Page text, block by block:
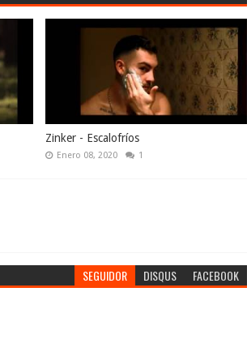
Zinker - Escalofríos
Enero 08, 2020 1
SEGUIDOR DISQUS FACEBOOK